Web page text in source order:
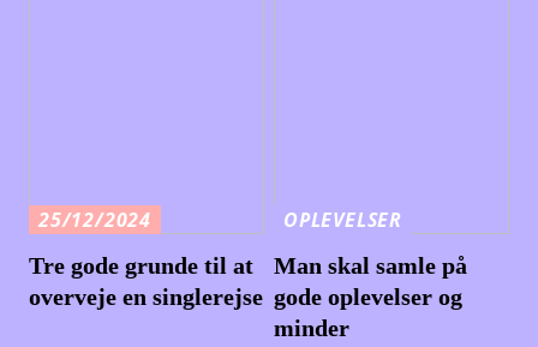
25/12/2024
Tre gode grunde til at
overveje en singlerejse
OPLEVELSER
Man skal samle på
gode oplevelser og
minder